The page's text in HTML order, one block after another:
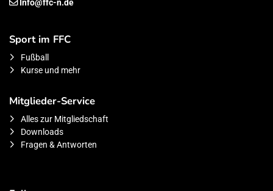
Info@ffc-n.de
Sport im FFC
Fußball
Kurse und mehr
Mitglieder-Service
Alles zur Mitgliedschaft
Downloads
Fragen & Antworten